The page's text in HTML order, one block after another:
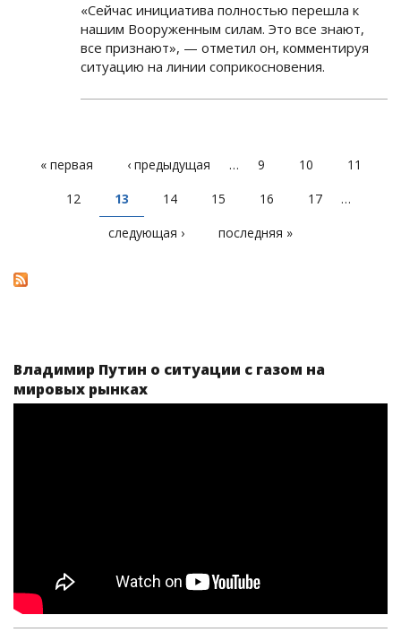
«Сейчас инициатива полностью перешла к
нашим Вооруженным силам. Это все знают,
все признают», — отметил он, комментируя
ситуацию на линии соприкосновения.
СТРАНИЦЫ
« первая ‹ предыдущая … 9 10
11
12
13 14 15 16 17
…
следующая ›
последняя »
Владимир Путин о ситуации с газом на
мировых рынках